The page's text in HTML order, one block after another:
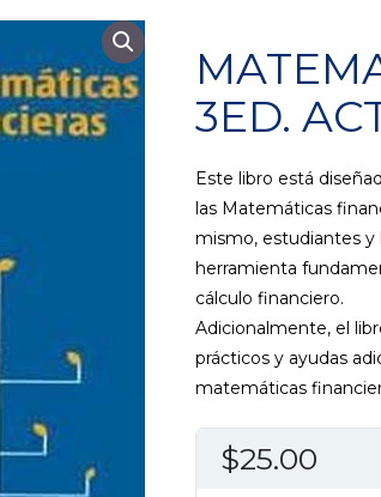
3ED.
Este libro está
las Matemáticas
mismo, estudiantes y
herramienta
cálculo financiero.
Adicionalmente, el
prácticos y ayudas
matemáticas
$25.00